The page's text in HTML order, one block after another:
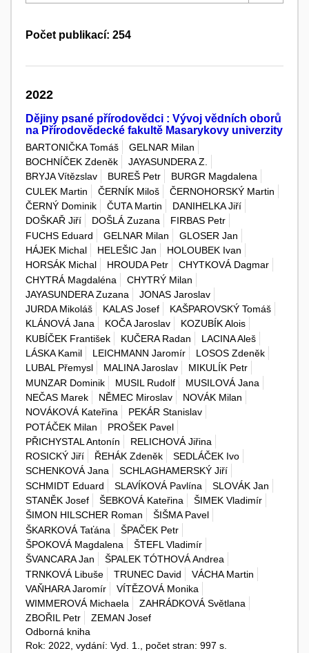
Počet publikací: 254
2022
Dějiny psané přírodovědci : Vývoj vědních oborů
na Přírodovědecké fakultě Masarykovy univerzity
BARTONIČKA Tomáš
GELNAR Milan
BOCHNÍČEK Zdeněk
JAYASUNDERA Z.
BRYJA Vítězslav
BUREŠ Petr
BURGR Magdalena
CULEK Martin
ČERNÍK Miloš
ČERNOHORSKÝ Martin
ČERNÝ Dominik
ČUTA Martin
DANIHELKA Jiří
DOŠKAŘ Jiří
DOŠLÁ Zuzana
FIRBAS Petr
FUCHS Eduard
GELNAR Milan
GLOSER Jan
HÁJEK Michal
HELEŠIC Jan
HOLOUBEK Ivan
HORSÁK Michal
HROUDA Petr
CHYTKOVÁ Dagmar
CHYTRÁ Magdaléna
CHYTRÝ Milan
JAYASUNDERA Zuzana
JONAS Jaroslav
JURDA Mikoláš
KALAS Josef
KAŠPAROVSKÝ Tomáš
KLÁNOVÁ Jana
KOČA Jaroslav
KOZUBÍK Alois
KUBÍČEK František
KUČERA Radan
LACINA Aleš
LÁSKA Kamil
LEICHMANN Jaromír
LOSOS Zdeněk
LUBAL Přemysl
MALINA Jaroslav
MIKULÍK Petr
MUNZAR Dominik
MUSIL Rudolf
MUSILOVÁ Jana
NEČAS Marek
NĚMEC Miroslav
NOVÁK Milan
NOVÁKOVÁ Kateřina
PEKÁR Stanislav
POTÁČEK Milan
PROŠEK Pavel
PŘICHYSTAL Antonín
RELICHOVÁ Jiřina
ROSICKÝ Jiří
ŘEHÁK Zdeněk
SEDLÁČEK Ivo
SCHENKOVÁ Jana
SCHLAGHAMERSKÝ Jiří
SCHMIDT Eduard
SLAVÍKOVÁ Pavlína
SLOVÁK Jan
STANĚK Josef
ŠEBKOVÁ Kateřina
ŠIMEK Vladimír
ŠIMON HILSCHER Roman
ŠIŠMA Pavel
ŠKARKOVÁ Taťána
ŠPAČEK Petr
ŠPOKOVÁ Magdalena
ŠTEFL Vladimír
ŠVANCARA Jan
ŠPALEK TÓTHOVÁ Andrea
TRNKOVÁ Libuše
TRUNEC David
VÁCHA Martin
VAŇHARA Jaromír
VÍTĚZOVÁ Monika
WIMMEROVÁ Michaela
ZAHRÁDKOVÁ Světlana
ZBOŘIL Petr
ZEMAN Josef
Odborná kniha
Rok: 2022, vydání: Vyd. 1., počet stran: 997 s.